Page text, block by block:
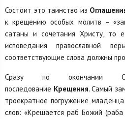
Состоит это таинство из
к крещению особых молитв –
сатаны и сочетания Христу, то
исповедания православной
соответствующие слова должны
Сразу по окончании
последование Крещения. Самый
троекратное погружение
слов: «Крещается раб Божий